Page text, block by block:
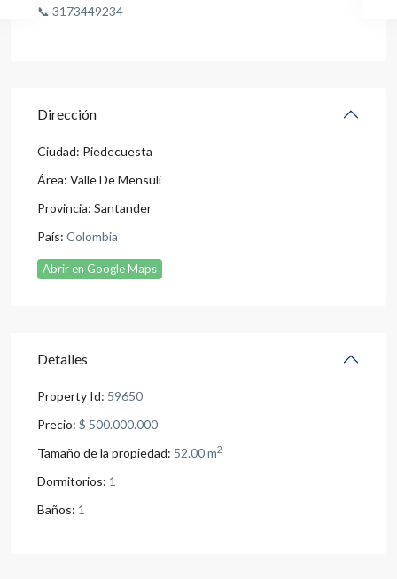
📞 3173449234
Dirección
Ciudad: Piedecuesta
Área: Valle De Mensuli
Provincia: Santander
País: Colombia
Abrir en Google Maps
Detalles
Property Id: 59650
Precio: $ 500.000.000
Tamaño de la propiedad: 52.00 m2
Dormitorios: 1
Baños: 1